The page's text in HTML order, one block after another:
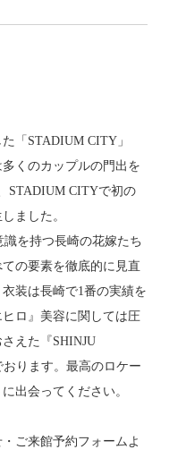
「STADIUM CITY」
くのカップルの門出を
STADIUM CITYで初の
ました。
を持つ長崎の花嫁たち
の要素を徹底的に見直
装は長崎で1番の実績を
ロ』美容に関しては圧
えた『SHINJU
ります。最高のロケー
出会ってください。
ご来館予約フォームよ